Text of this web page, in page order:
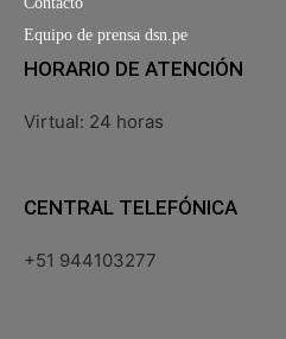
Equipo de prensa dsn.pe
HORARIO DE ATENCIÓN
Virtual: 24 horas
CENTRAL TELEFÓNICA
+51 944103277